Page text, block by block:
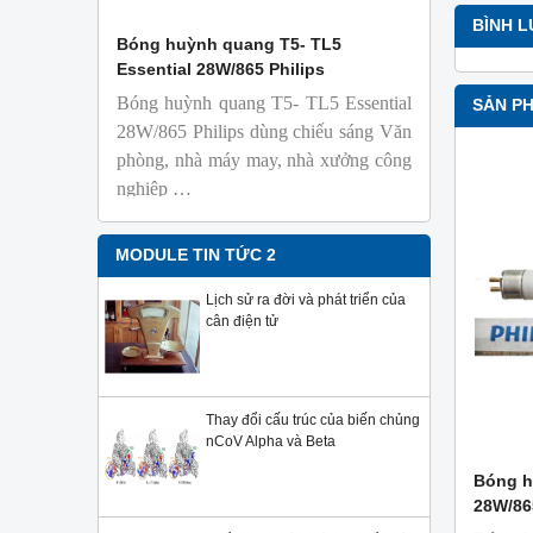
Bóng huỳnh quang T5- TL5
Essential 28W/865 Philips
Bóng huỳnh quang T5- TL5 Essential
28W/865 Philips dùng chiếu sáng Văn
phòng, nhà máy may, nhà xưởng công
nghiệp …
Bóng
18W/965
TL-D
phỏng
MODULE TIN TỨC 2
Lịch sử ra đời và phát triển của
cân điện tử
Thay đổi cấu trúc của biến chủng
nCoV Alpha và Beta
BÌNH
SẢN
Bóng
28W/